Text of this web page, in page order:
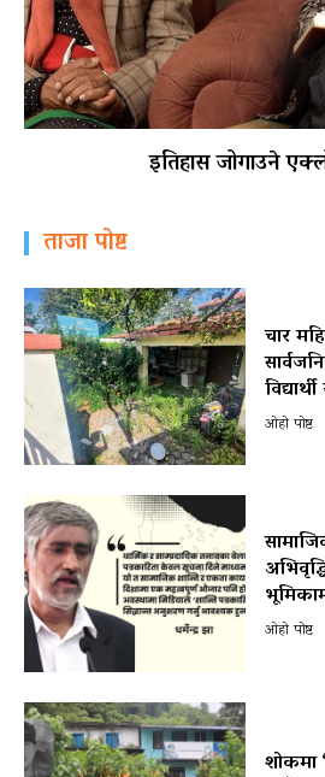
इतिहास जोगाउने
ताजा पोष्ट
चार
ओहो पोष्ट
ओहो पोष्ट
शोकमा